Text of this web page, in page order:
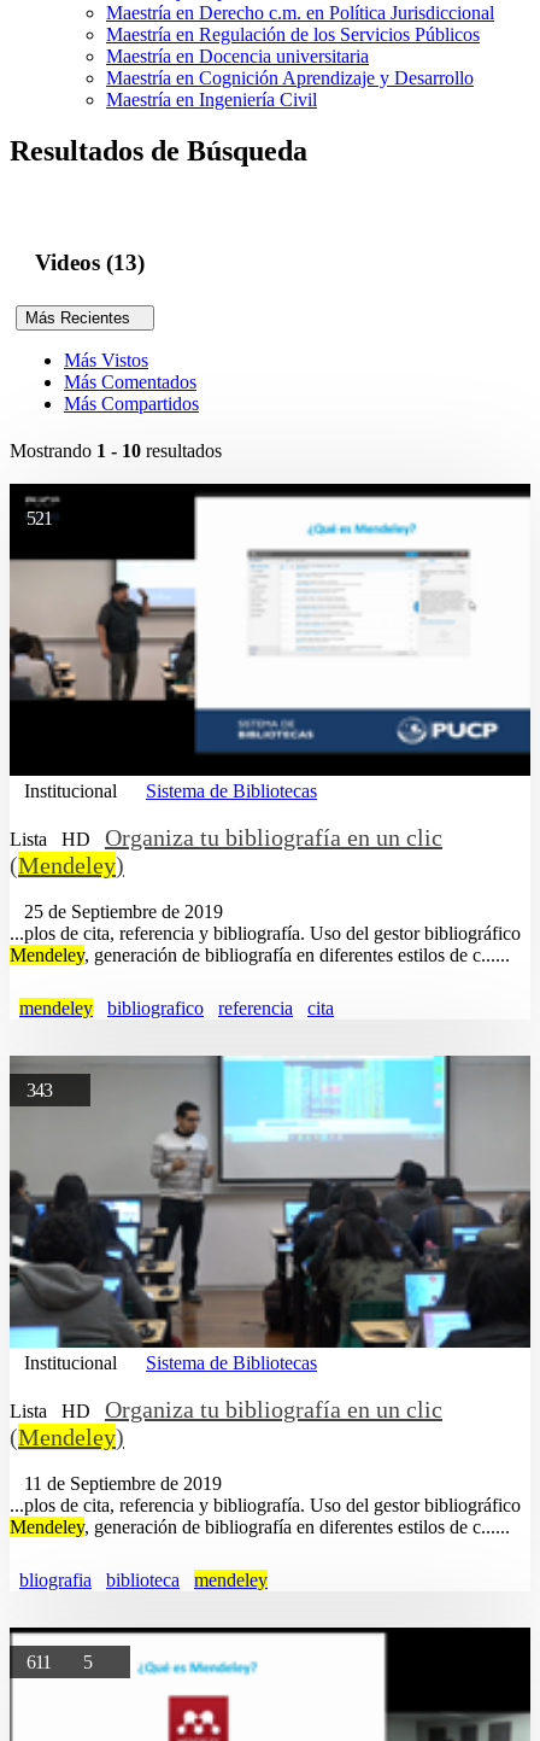
Maestría en Derecho c.m. en Política Jurisdiccional
Maestría en Regulación de los Servicios Públicos
Maestría en Docencia universitaria
Maestría en Cognición Aprendizaje y Desarrollo
Maestría en Ingeniería Civil
Resultados de Búsqueda
Videos (13)
Más Recientes
Más Vistos
Más Comentados
Más Compartidos
Mostrando 1 - 10 resultados
521
Institucional Sistema de Bibliotecas
Lista HD
Organiza tu bibliografía en un clic
(Mendeley)
25 de Septiembre de 2019
...plos de cita, referencia y bibliografía. Uso del gestor bibliográfico
Mendeley, generación de bibliografía en diferentes estilos de c......
mendeley bibliografico referencia cita
343
Institucional Sistema de Bibliotecas
Lista HD
Organiza tu bibliografía en un clic
(Mendeley)
11 de Septiembre de 2019
...plos de cita, referencia y bibliografía. Uso del gestor bibliográfico
Mendeley, generación de bibliografía en diferentes estilos de c......
bliografia biblioteca mendeley
611 5